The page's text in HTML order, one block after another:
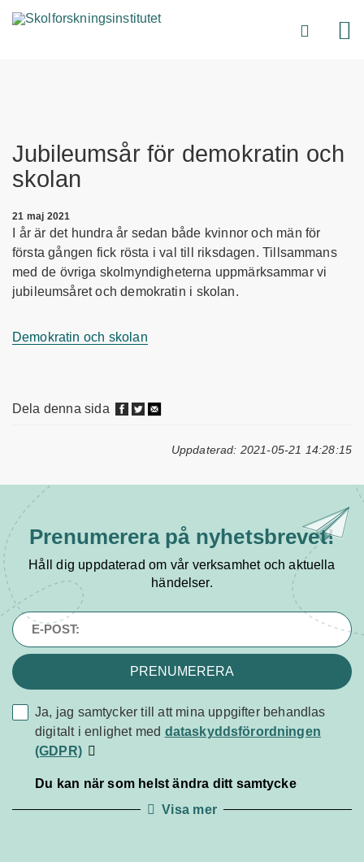
Jubileumsår för demokratin och
skolan
21 maj 2021
I år är det hundra år sedan både kvinnor och män för
första gången fick rösta i val till riksdagen. Tillsammans
med de övriga skolmyndigheterna uppmärksammar vi
jubileumsåret och demokratin i skolan.
Demokratin och skolan
Dela denna sida
Uppdaterad: 2021-05-21 14:28:15
Prenumerera på nyhetsbrevet!
Håll dig uppdaterad om vår verksamhet och aktuella
händelser.
PRENUMERERA
Ja, jag samtycker till att mina uppgifter behandlas
digitalt i enlighet med dataskyddsförordningen
dataskyddsförordningen
(GDPR)
Du kan när som helst ändra ditt samtycke
Visa mer